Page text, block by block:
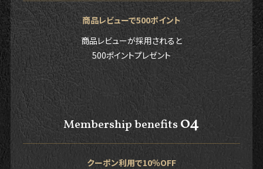
商品レビューで500ポイント
商品レビューが採用されると
500ポイントプレゼント
Membership benefits04
クーポン利用で10％OFF